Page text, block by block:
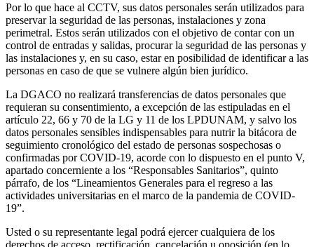
Por lo que hace al CCTV, sus datos personales serán utilizados para
preservar la seguridad de las personas, instalaciones y zona
perimetral. Estos serán utilizados con el objetivo de contar con un
control de entradas y salidas, procurar la seguridad de las personas y
las instalaciones y, en su caso, estar en posibilidad de identificar a las
personas en caso de que se vulnere algún bien jurídico.
La DGACO no realizará transferencias de datos personales que
requieran su consentimiento, a excepción de las estipuladas en el
artículo 22, 66 y 70 de la LG y 11 de los LPDUNAM, y salvo los
datos personales sensibles indispensables para nutrir la bitácora de
seguimiento cronológico del estado de personas sospechosas o
confirmadas por COVID-19, acorde con lo dispuesto en el punto V,
apartado concerniente a los “Responsables Sanitarios”, quinto
párrafo, de los “Lineamientos Generales para el regreso a las
actividades universitarias en el marco de la pandemia de COVID-
19”.
Usted o su representante legal podrá ejercer cualquiera de los